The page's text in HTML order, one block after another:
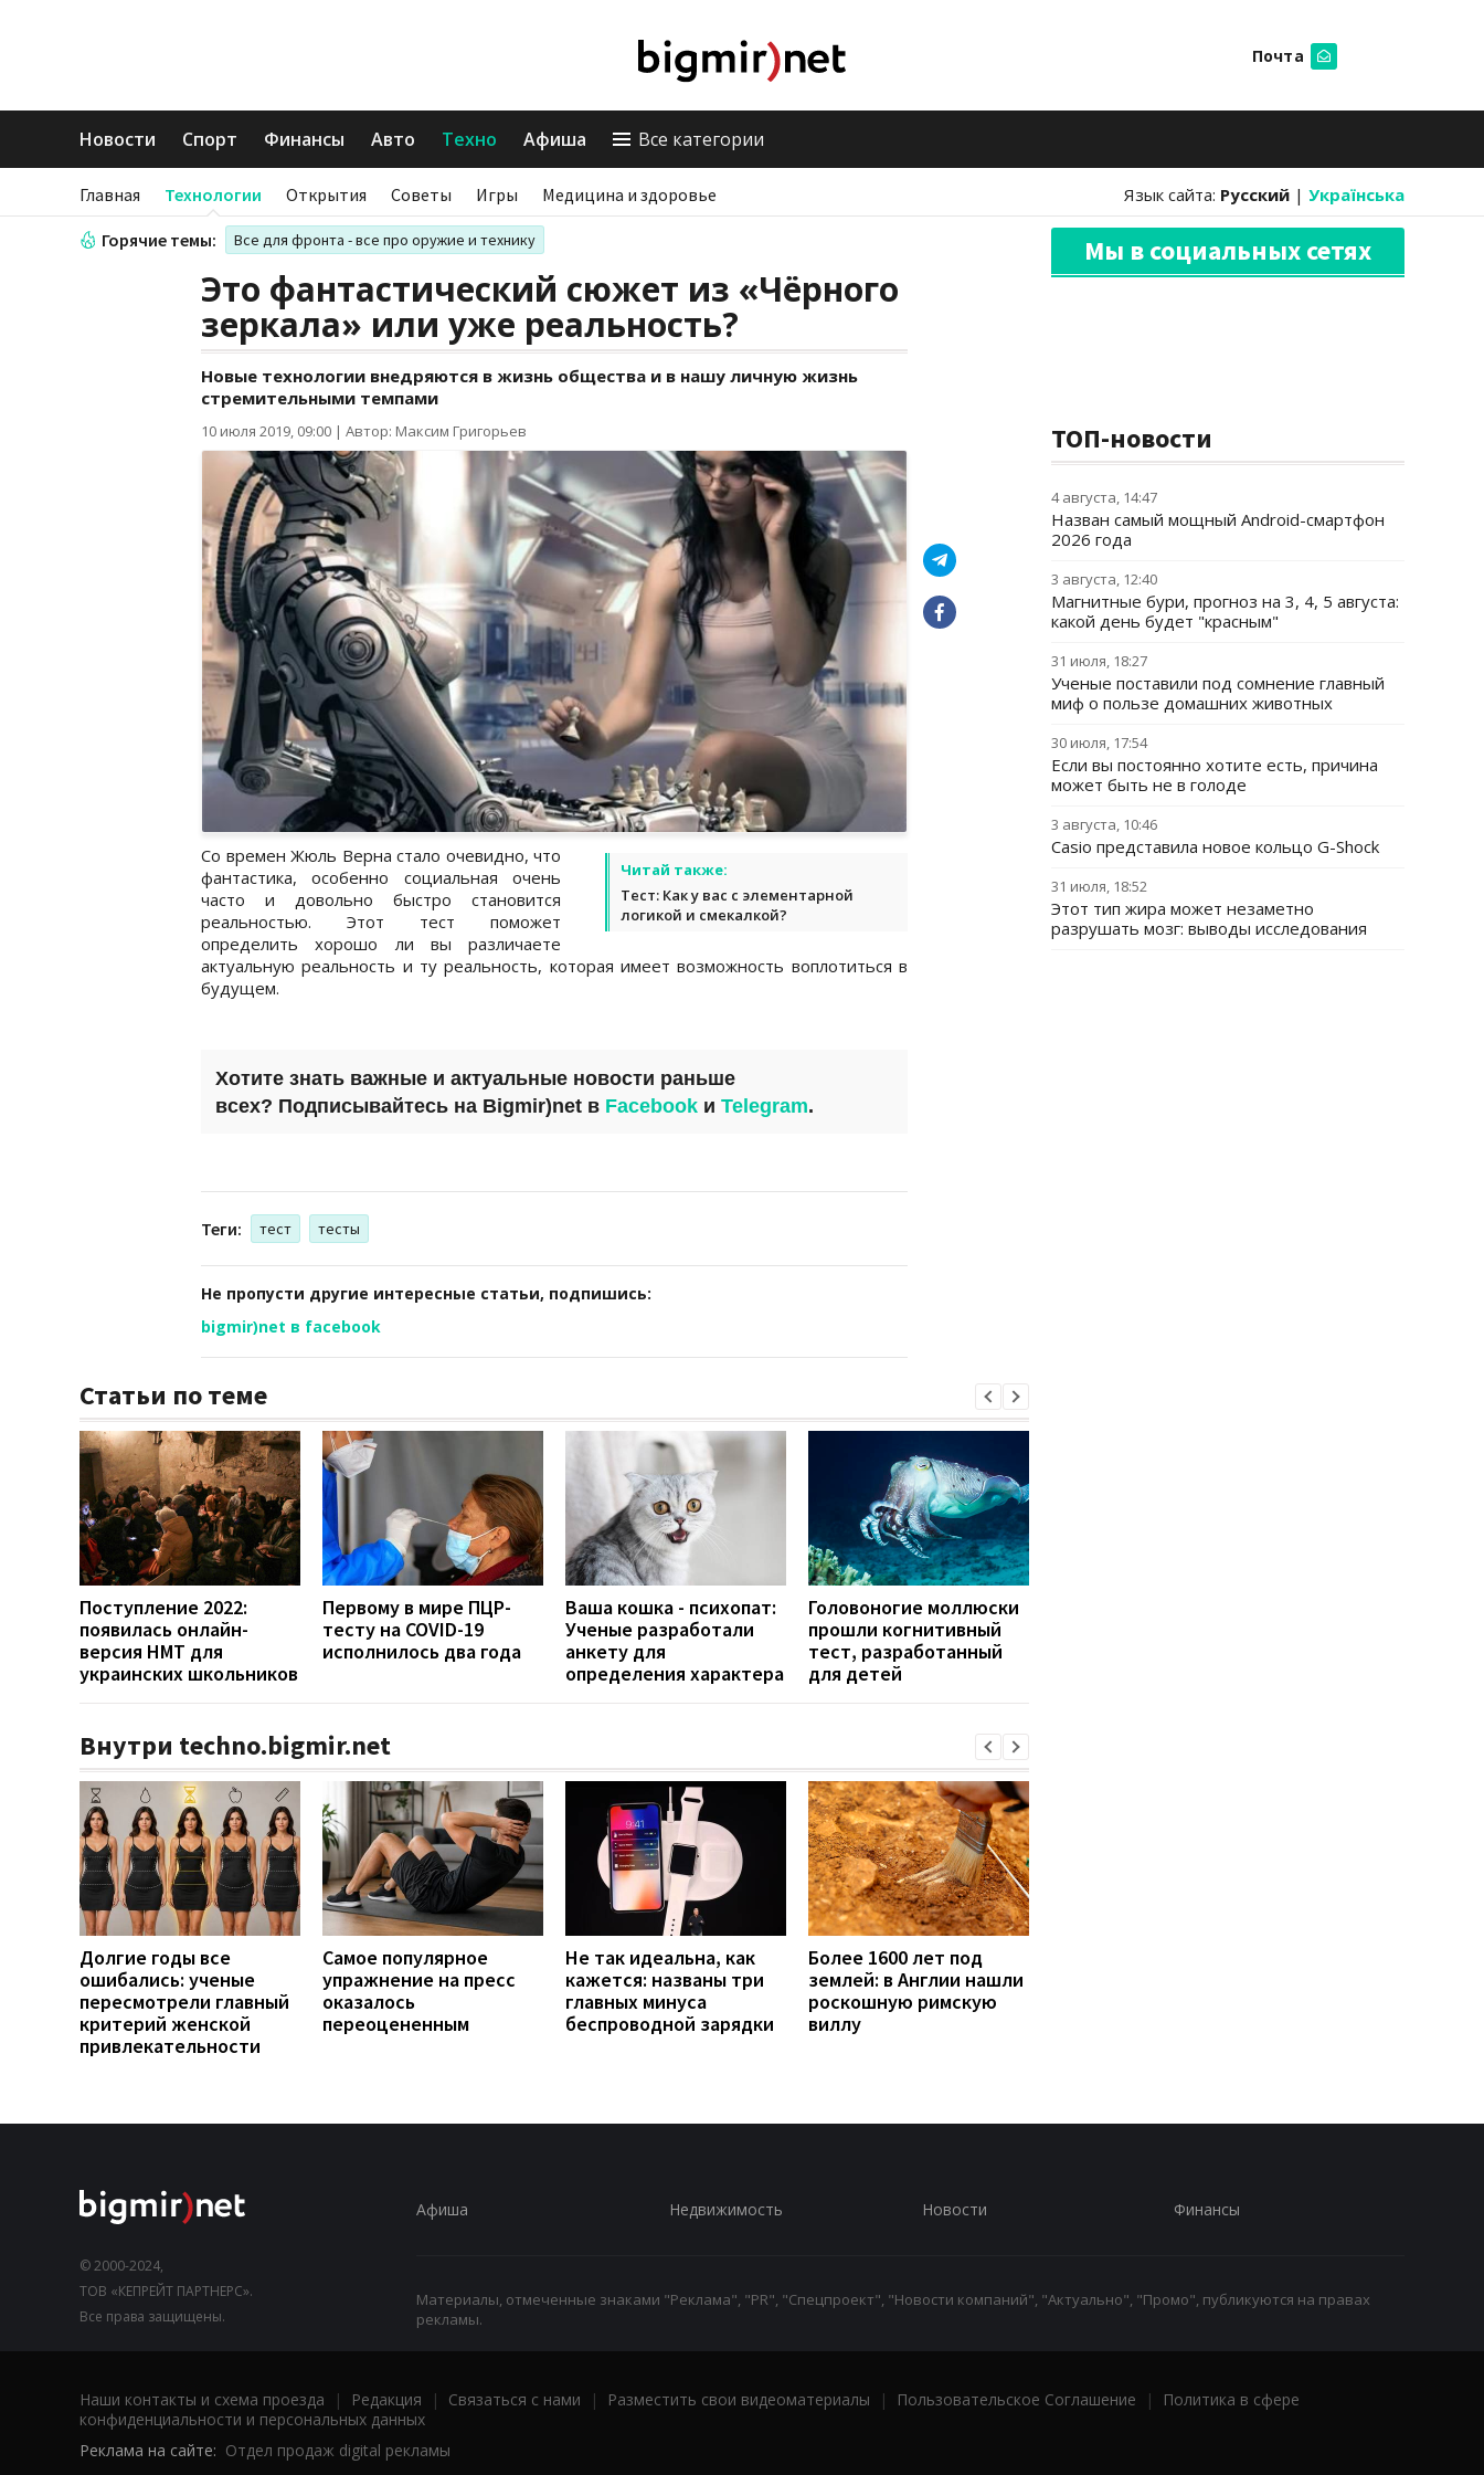
Почта
Новости Спорт Финансы Авто Техно Афиша Все категории
Главная Технологии Открытия Советы Игры Медицина и здоровье Язык сайта: Русский | Українська
Горячие темы: Все для фронта - все про оружие и технику
Это фантастический сюжет из «Чёрного
зеркала» или уже реальность?
Новые технологии внедряются в жизнь общества и в нашу личную жизнь
стремительными темпами
10 июля 2019, 09:00 | Автор: Максим Григорьев
Читай также:
Тест: Как у вас с элементарной
логикой и смекалкой?
Со времен Жюль Верна стало очевидно, что
фантастика, особенно социальная очень
часто и довольно быстро становится
реальностью. Этот тест поможет
определить хорошо ли вы различаете
актуальную реальность и ту реальность, которая имеет возможность воплотиться в
будущем.
Хотите знать важные и актуальные новости раньше
всех? Подписывайтесь на Bigmir)net в Facebook и Telegram.
Теги: тест тесты
Не пропусти другие интересные статьи, подпишись:
bigmir)net в facebook
Статьи по теме
Поступление 2022:
появилась онлайн-
версия НМТ для
украинских школьников
Первому в мире ПЦР-
тесту на COVID-19
исполнилось два года
Ваша кошка - психопат:
Ученые разработали
анкету для
определения характера
Головоногие моллюски
прошли когнитивный
тест, разработанный
для детей
Внутри techno.bigmir.net
Долгие годы все
ошибались: ученые
пересмотрели главный
критерий женской
привлекательности
Самое популярное
упражнение на пресс
оказалось
переоцененным
Не так идеальна, как
кажется: названы три
главных минуса
беспроводной зарядки
Более 1600 лет под
землей: в Англии нашли
роскошную римскую
виллу
Мы в социальных сетях
ТОП-новости
4 августа, 14:47
Назван самый мощный Android-смартфон
2026 года
3 августа, 12:40
Магнитные бури, прогноз на 3, 4, 5 августа:
какой день будет "красным"
31 июля, 18:27
Ученые поставили под сомнение главный
миф о пользе домашних животных
30 июля, 17:54
Если вы постоянно хотите есть, причина
может быть не в голоде
3 августа, 10:46
Casio представила новое кольцо G-Shock
31 июля, 18:52
Этот тип жира может незаметно
разрушать мозг: выводы исследования
© 2000-2024,
ТОВ «КЕПРЕЙТ ПАРТНЕРС».
Все права защищены.
Афиша Недвижимость Новости Финансы
Материалы, отмеченные знаками "Реклама", "PR", "Спецпроект", "Новости компаний", "Актуально", "Промо", публикуются на правах
рекламы.
Наши контакты и схема проезда | Редакция | Связаться с нами | Разместить свои видеоматериалы | Пользовательское Соглашение |
Политика в сфере
конфиденциальности и персональных данных
Реклама на сайте: Отдел продаж digital рекламы